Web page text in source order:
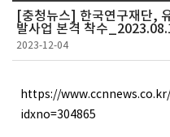
[충청뉴스] 한국연구재단,
발사업 본격 착수
2023-12-04
https://
idxno=304865